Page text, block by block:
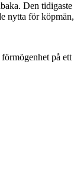
Den
nytta för
på ett